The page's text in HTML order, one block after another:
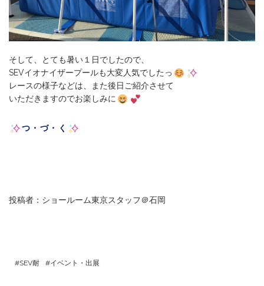
そして、とても暑い１日でしたので、
SEVイオナイザープールも大変人気でしたっ
レースの様子などは、また後日ご紹介させて
いただきますのでお楽しみに
つ・づ・く
投稿者：ショールーム東京スタッフ＠石岡
SEV耐 イベント・出展